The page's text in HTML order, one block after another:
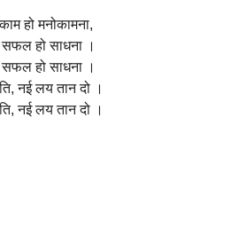
हो मनोकामना,
सफल हो साधना ।
सफल हो साधना ।
नई लय तान दो ।
नई लय तान दो ।